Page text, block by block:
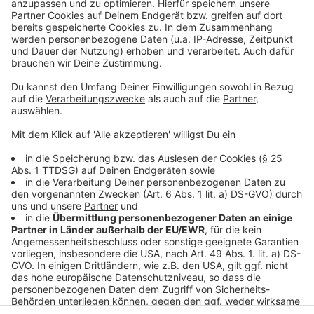
Jahrzehnten unterhalten. Wir erfahren auch, wie es ihm
dabei ergangen ist und wobei er selbst mal ins
Schleudern gekommen ist. Viel Spaß beim Zuhören und
bitte nicht erschrecken, wenn dabei das Telefon
sein.
Anzeige
Anzeige